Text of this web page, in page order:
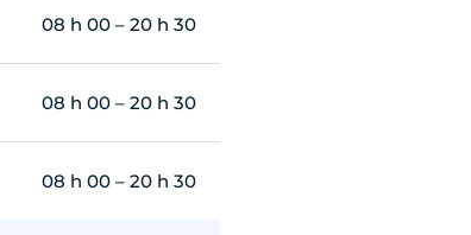
08 h 00 – 20 h 30
08 h 00 – 20 h 30
08 h 00 – 20 h 30